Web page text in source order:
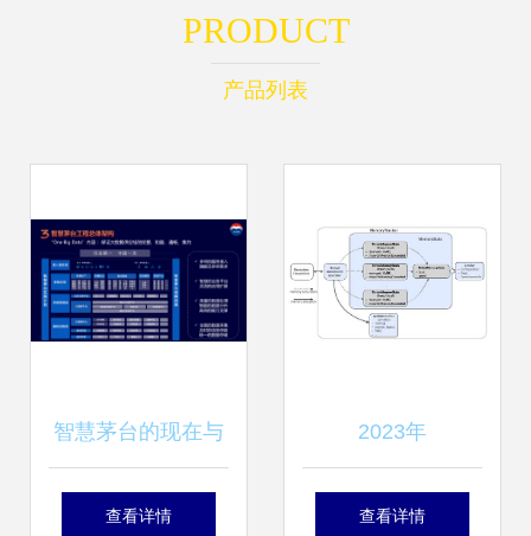
PRODUCT
产品列表
智慧茅台的现在与
未来 对话贵州茅台
查看详情
2023年
NeBulAnGraph技
查看详情